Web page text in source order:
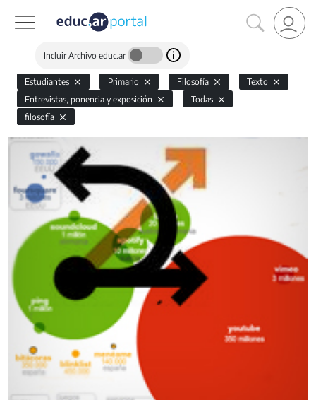
Incluir Archivo educ.ar
Estudiantes Primario Filosofía
Texto
Entrevistas, ponencia y exposición
Todas
filosofía